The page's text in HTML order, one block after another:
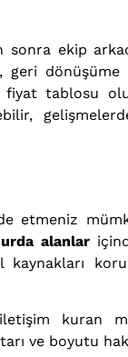
ekip
geri
tablosu
etmeniz
alanlar
kaynakları
kuran
ve boyutu